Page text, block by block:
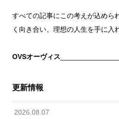
すべての記事にこの考えが込めら
く向き合い、理想の人生を手に入
OVSオーヴィス
更新情報
2026.08.07